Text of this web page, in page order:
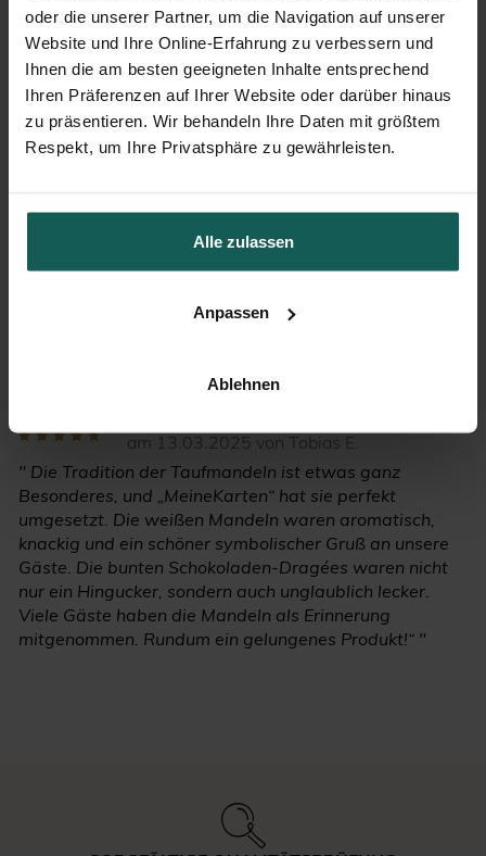
oder die unserer Partner, um die Navigation auf unserer
Website und Ihre Online-Erfahrung zu verbessern und
Ihnen die am besten geeigneten Inhalte entsprechend
Ihren Präferenzen auf Ihrer Website oder darüber hinaus
zu präsentieren. Wir behandeln Ihre Daten mit größtem
Respekt, um Ihre Privatsphäre zu gewährleisten.
Alle zulassen
Anpassen
Ablehnen
Kundenbewertungen unserer
zuckermandeln taufdragees
bewerten
am 13.03.2025 von Tobias E.
" Die Tradition der Taufmandeln ist etwas ganz
Besonderes, und „MeineKarten“ hat sie perfekt
umgesetzt. Die weißen Mandeln waren aromatisch,
knackig und ein schöner symbolischer Gruß an unsere
Gäste. Die bunten Schokoladen-Dragées waren nicht
nur ein Hingucker, sondern auch unglaublich lecker.
Viele Gäste haben die Mandeln als Erinnerung
mitgenommen. Rundum ein gelungenes Produkt!“ "